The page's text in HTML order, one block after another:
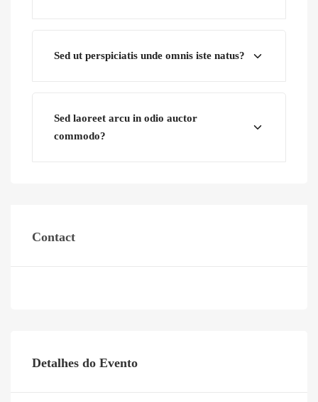
Sed ut perspiciatis unde omnis iste natus?
Sed laoreet arcu in odio auctor
commodo?
Contact
Detalhes do Evento